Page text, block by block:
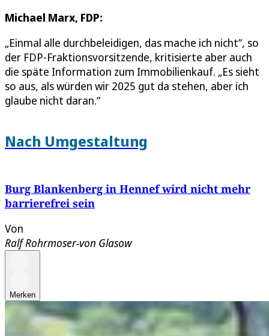
Michael Marx, FDP:
„Einmal alle durchbeleidigen, das mache ich nicht“, so
der FDP-Fraktionsvorsitzende, kritisierte aber auch
die späte Information zum Immobilienkauf. „Es sieht
so aus, als würden wir 2025 gut da stehen, aber ich
glaube nicht daran.“
Nach Umgestaltung
Burg Blankenberg in Hennef wird nicht mehr
barrierefrei sein
Von
Ralf Rohrmoser-von Glasow
Merken